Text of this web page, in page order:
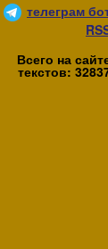
телеграм
Всего на
текстов: